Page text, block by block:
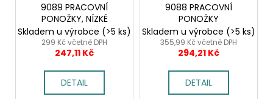
9089 PRACOVNÍ
PONOŽKY, NÍZKÉ
Skladem u výrobce (>5 ks)
299 Kč včetně DPH
247,11 Kč
DETAIL
9088 PRACOVNÍ
PONOŽKY
Skladem u výrobce (>5 ks)
355,99 Kč včetně DPH
294,21 Kč
DETAIL